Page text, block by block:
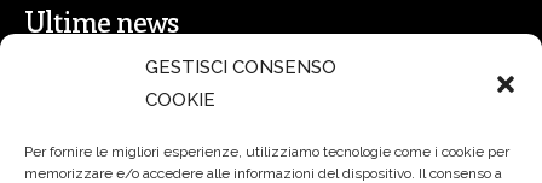
GESTISCI CONSENSO
COOKIE
Per fornire le migliori esperienze, utilizziamo tecnologie come i cookie per
memorizzare e/o accedere alle informazioni del dispositivo. Il consenso a
Ultime news
secsolutionforum 2026: è Bologna la nuova capitale